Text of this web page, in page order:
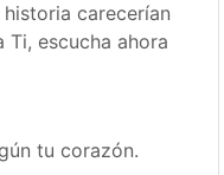
carecerían
Ti, escucha ahora
tu corazón.